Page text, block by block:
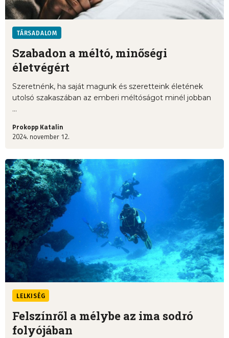
TÁRSADALOM
Szabadon a méltó, minőségi
életvégért
Szeretnénk, ha saját magunk és szeretteink életének
utolsó szakaszában az emberi méltóságot minél jobban
...
Prokopp Katalin
2024. november 12.
LELKISÉG
Felszínről a mélybe az ima sodró
folyójában